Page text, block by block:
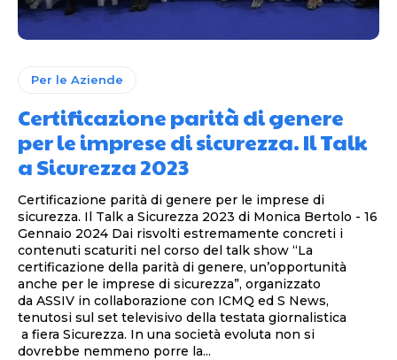
Per le Aziende
Certificazione parità di genere
per le imprese di sicurezza. Il Talk
a Sicurezza 2023
Certificazione parità di genere per le imprese di
sicurezza. Il Talk a Sicurezza 2023 di Monica Bertolo - 16
Gennaio 2024 Dai risvolti estremamente concreti i
contenuti scaturiti nel corso del talk show “La
certificazione della parità di genere, un’opportunità
anche per le imprese di sicurezza”, organizzato
da ASSIV in collaborazione con ICMQ ed S News,
tenutosi sul set televisivo della testata giornalistica
a fiera Sicurezza. In una società evoluta non si
dovrebbe nemmeno porre la...